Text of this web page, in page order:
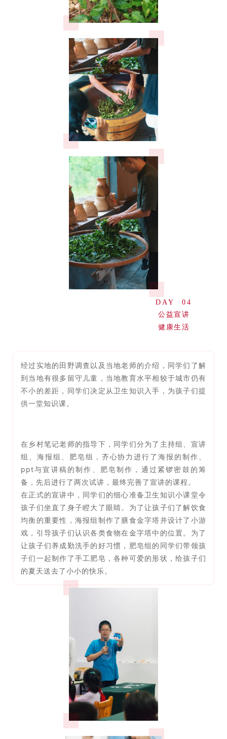
DAY 04
公益宣讲
健康生活
经过实地的田野调查以及当地老师的介绍，同学们了解
到当地有很多留守儿童，当地教育水平相较于城市仍有
不小的差距，同学们决定从卫生知识入手，为孩子们提
供一堂知识课。
在乡村笔记老师的指导下，同学们分为了主持组、宣讲
组、海报组、肥皂组，齐心协力进行了海报的制作、
ppt与宣讲稿的制作、肥皂制作，通过紧锣密鼓的筹
备，先后进行了两次试讲，最终完善了宣讲的课程。
在正式的宣讲中，同学们的细心准备卫生知识小课堂令
孩子们坐直了身子瞪大了眼睛。为了让孩子们了解饮食
均衡的重要性，海报组制作了膳食金字塔并设计了小游
戏，引导孩子们认识各类食物在金字塔中的位置。为了
让孩子们养成勤洗手的好习惯，肥皂组的同学们带领孩
子们一起制作了手工肥皂，各种可爱的形状，给孩子们
的夏天送去了小小的快乐。